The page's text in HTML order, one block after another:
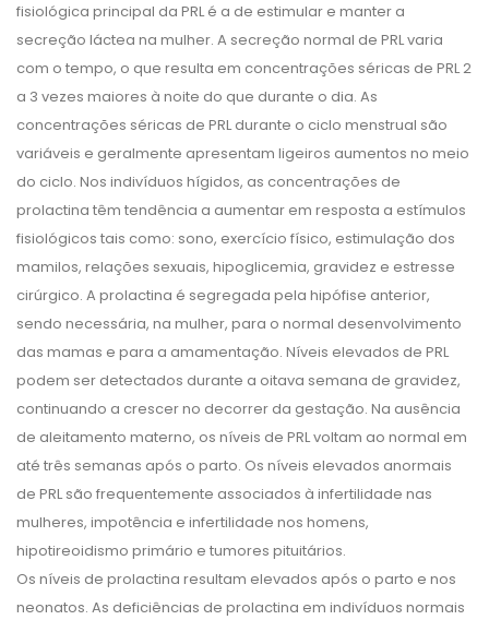
fisiológica principal da PRL é a de estimular e manter a
secreção láctea na mulher. A secreção normal de PRL varia
com o tempo, o que resulta em concentrações séricas de PRL 2
a 3 vezes maiores à noite do que durante o dia. As
concentrações séricas de PRL durante o ciclo menstrual são
variáveis e geralmente apresentam ligeiros aumentos no meio
do ciclo. Nos indivíduos hígidos, as concentrações de
prolactina têm tendência a aumentar em resposta a estímulos
fisiológicos tais como: sono, exercício físico, estimulação dos
mamilos, relações sexuais, hipoglicemia, gravidez e estresse
cirúrgico. A prolactina é segregada pela hipófise anterior,
sendo necessária, na mulher, para o normal desenvolvimento
das mamas e para a amamentação. Níveis elevados de PRL
podem ser detectados durante a oitava semana de gravidez,
continuando a crescer no decorrer da gestação. Na ausência
de aleitamento materno, os níveis de PRL voltam ao normal em
até três semanas após o parto. Os níveis elevados anormais
de PRL são frequentemente associados à infertilidade nas
mulheres, impotência e infertilidade nos homens,
hipotireoidismo primário e tumores pituitários.
Os níveis de prolactina resultam elevados após o parto e nos
neonatos. As deficiências de prolactina em indivíduos normais